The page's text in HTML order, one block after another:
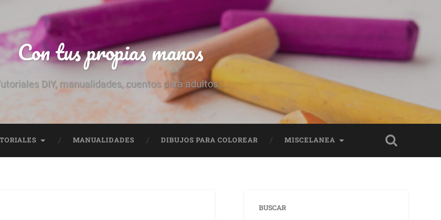
Con tus propias manos
DIY, manualidades, cuentos para adultos...
MANUALIDADES DIBUJOS PARA COLOREAR MISCELANEA
BUSCAR